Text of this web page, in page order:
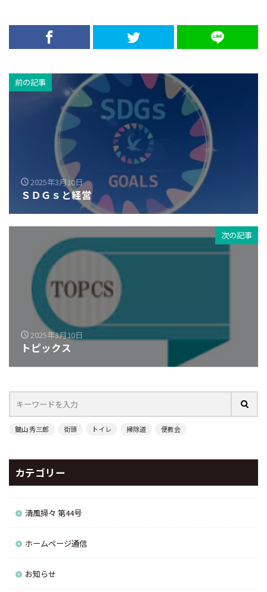
前の記事
2025年3月10日
ＳＤＧｓと経営
次の記事
2025年3月10日
トピックス
鍵山 秀三郎 街頭 トイレ 掃除道 便教会
カテゴリー
清風掃々 第44号
ホームページ通信
お知らせ